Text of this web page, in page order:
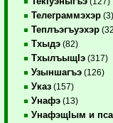
Телеграммэхэр (3)
Теплъэгъуэхэр
Тхыдэ (82)
ТхылъыщIэ (317)
Узыншагъэ (126)
Указ (157)
Унафэ (13)
УнафэщIым и